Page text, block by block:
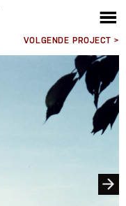
VOLGENDE PROJECT >